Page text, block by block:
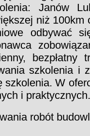
Janów
niż
odbywać
bezpłatny
szkolenia i
szkolenia. W
i praktycznych.
robót